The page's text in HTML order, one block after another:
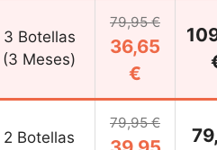
3 Botellas
(3 Meses)
79,95 €
36,65
€
2 Botellas
79,95 €